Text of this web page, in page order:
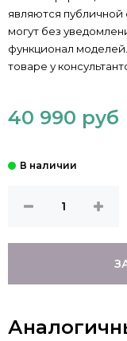
являются
могут без
функционал
товаре у
40 990 руб